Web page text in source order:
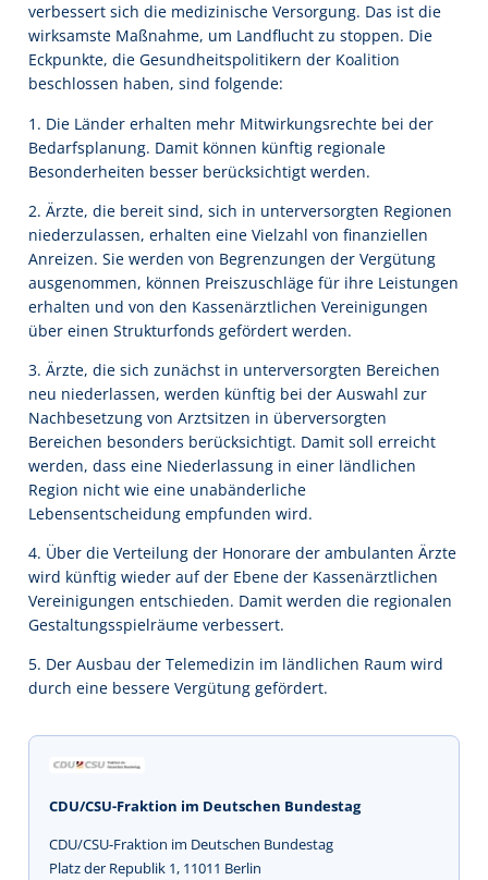
verbessert sich die medizinische Versorgung. Das ist die
wirksamste Maßnahme, um Landflucht zu stoppen. Die
Eckpunkte, die Gesundheitspolitikern der Koalition
beschlossen haben, sind folgende:
1. Die Länder erhalten mehr Mitwirkungsrechte bei der
Bedarfsplanung. Damit können künftig regionale
Besonderheiten besser berücksichtigt werden.
2. Ärzte, die bereit sind, sich in unterversorgten Regionen
niederzulassen, erhalten eine Vielzahl von finanziellen
Anreizen. Sie werden von Begrenzungen der Vergütung
ausgenommen, können Preiszuschläge für ihre Leistungen
erhalten und von den Kassenärztlichen Vereinigungen
über einen Strukturfonds gefördert werden.
3. Ärzte, die sich zunächst in unterversorgten Bereichen
neu niederlassen, werden künftig bei der Auswahl zur
Nachbesetzung von Arztsitzen in überversorgten
Bereichen besonders berücksichtigt. Damit soll erreicht
werden, dass eine Niederlassung in einer ländlichen
Region nicht wie eine unabänderliche
Lebensentscheidung empfunden wird.
4. Über die Verteilung der Honorare der ambulanten Ärzte
wird künftig wieder auf der Ebene der Kassenärztlichen
Vereinigungen entschieden. Damit werden die regionalen
Gestaltungsspielräume verbessert.
5. Der Ausbau der Telemedizin im ländlichen Raum wird
durch eine bessere Vergütung gefördert.
CDU/CSU-Fraktion im Deutschen Bundestag
CDU/CSU-Fraktion im Deutschen Bundestag
Platz der Republik 1, 11011 Berlin